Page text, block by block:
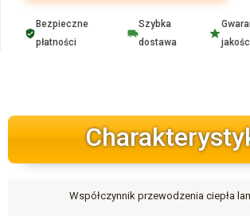
Bezpieczne
płatności
Szybka
dostawa
Współczynnik przewodzenia ciepła